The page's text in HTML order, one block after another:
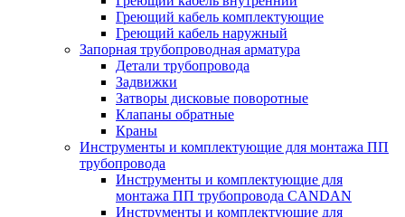
Греющий кабель комплектующие
Греющий кабель наружный
Запорная трубопроводная арматура
Детали трубопровода
Задвижки
Затворы дисковые поворотные
Клапаны обратные
Краны
Инструменты и комплектующие для монтажа ПП
трубопровода
Инструменты и комплектующие для
монтажа ПП трубопровода CANDAN
Инструменты и комплектующие для